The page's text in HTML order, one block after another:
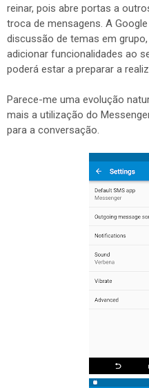
reinar, pois abre portas a
troca de mensagens. A
discussão de temas em
adicionar funcionalidades ao
poderá estar a preparar a
Parece-me uma evolução
mais a utilização do
para a conversação.